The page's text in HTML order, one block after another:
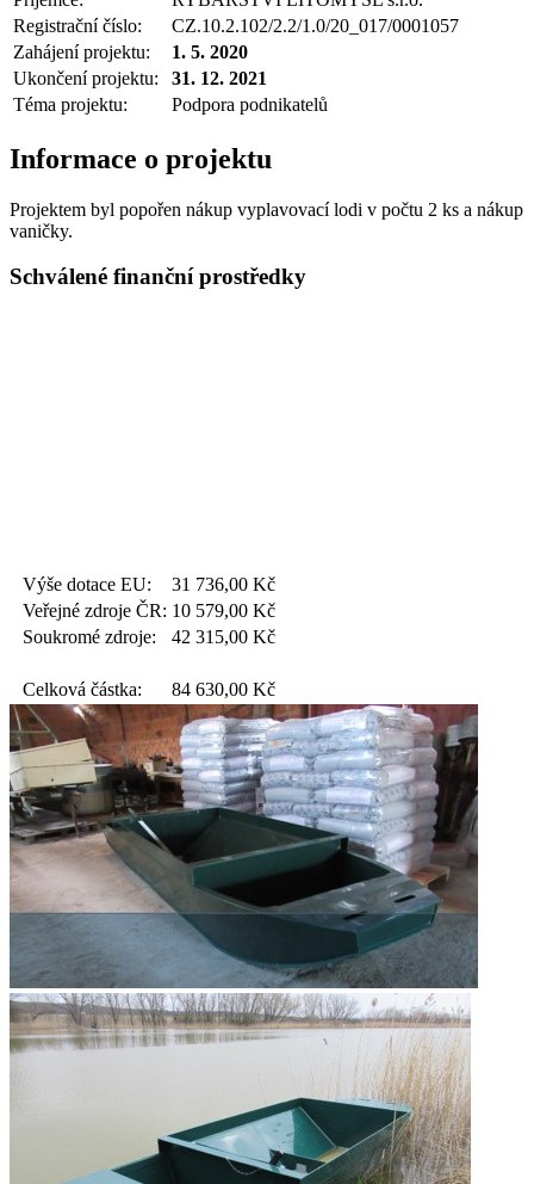
Registrační číslo:
CZ.10.2.102/2.2/1.0/20_017/0001057
Zahájení projektu:
1. 5. 2020
Ukončení projektu:
31. 12. 2021
Téma projektu:
Podpora podnikatelů
Informace o projektu
Projektem byl popořen nákup vyplavovací lodi v počtu 2 ks a nákup
vaničky.
Schválené finanční prostředky
Výše dotace EU: 31 736,00 Kč
Veřejné zdroje ČR: 10 579,00 Kč
Soukromé zdroje:
42 315,00 Kč
Celková částka: 84 630,00 Kč